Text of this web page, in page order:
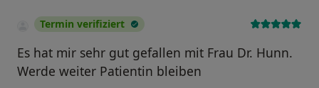
Termin verifiziert
Es hat mir sehr gut gefallen mit Frau Dr. Hunn.
Werde weiter Patientin bleiben